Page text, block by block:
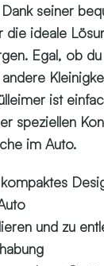
seiner
die ideale
Egal, ob
ist
speziellen
im Auto.
und zu